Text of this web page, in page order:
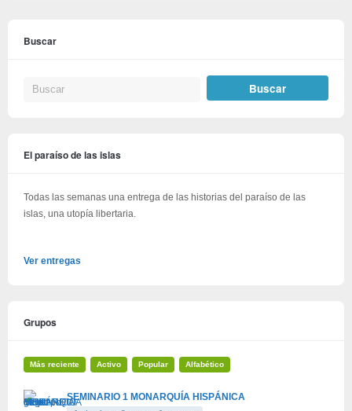
Buscar
El paraíso de las islas
Todas las semanas una entrega de las historias del paraíso de las
islas, una utopía libertaria.
Ver entregas
Grupos
Más reciente Activo Popular Alfabético
SEMINARIO 1 MONARQUÍA HISPÁNICA